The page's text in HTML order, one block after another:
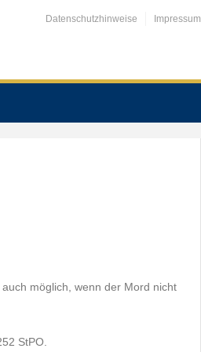
Datenschutzhinweise Impressum
möglich, wenn der Mord nicht
StPO.